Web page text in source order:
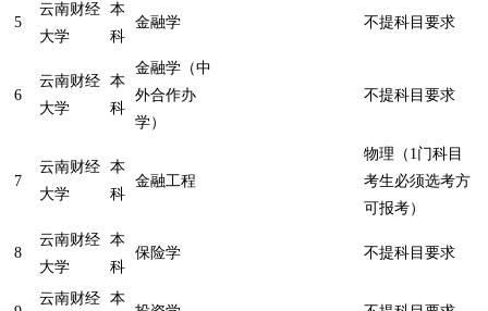
5
云南财经
大学
本
科
金融学 不提科目要求
6
云南财经
大学
本
科
金融学（中
外合作办
学）
不提科目要求
7
云南财经
大学
本
科
金融工程
物理（1门科目
考生必须选考方
可报考）
8
云南财经
大学
本
科
保险学 不提科目要求
云南财经 本